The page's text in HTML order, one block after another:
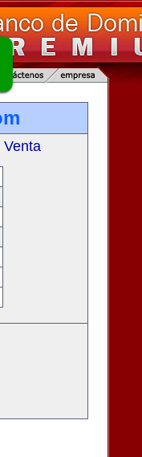
Venta